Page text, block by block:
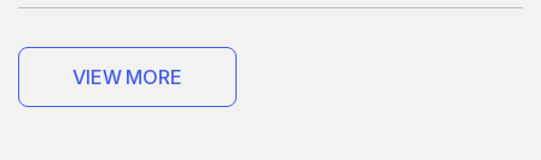
VIEW MORE